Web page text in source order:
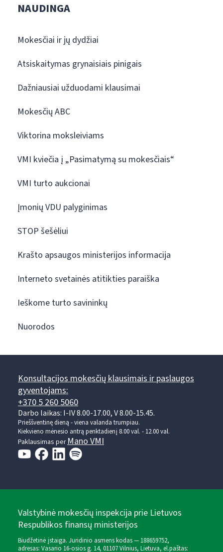
NAUDINGA
Mokesčiai ir jų dydžiai
Atsiskaitymas grynaisiais pinigais
Dažniausiai užduodami klausimai
Mokesčių ABC
Viktorina moksleiviams
VMI kviečia į „Pasimatymą su mokesčiais“
VMI turto aukcionai
Įmonių VDU palyginimas
STOP šešėliui
Krašto apsaugos ministerijos informacija
Interneto svetainės atitikties paraiška
Ieškome turto savininkų
Nuorodos
Konsultacijos mokesčių klausimais ir paslaugos
gyventojams:
+370 5 260 5060
Darbo laikas: I-IV 8.00-17.00, V 8.00-15.45.
Prieššventinę dieną - viena valanda trumpiau.
Kiekvieno mėnesio antrą penktadienį 8.00 val. - 12.00 val.
Paklausimas perMano VMI
Valstybinė mokesčių inspekcija prie Lietuvos
Respublikos finansų ministerijos
Biudžetinė įstaiga. Juridinio asmens kodas — 188659752,
adresas: Vasario 16-osios g. 14, 01107 Vilnius, Lietuva, el.paštas: